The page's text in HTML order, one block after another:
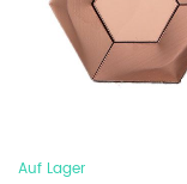
Auf Lager